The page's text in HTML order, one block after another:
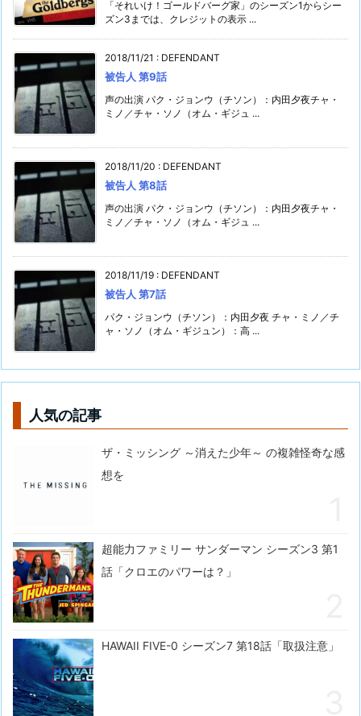
「それいけ！ゴールドバーグ家」のシーズン1からシー
ズン3までは、クレジットの表示 ...
2018/11/21 : DEFENDANT
被告人 第9話
声の出演 パク・ジョンウ（チソン）：内田夕夜チャ・
ミノ／チャ・ソノ（オム・ギジュ ...
2018/11/20 : DEFENDANT
被告人 第8話
声の出演 パク・ジョンウ（チソン）：内田夕夜チャ・
ミノ／チャ・ソノ（オム・ギジュ ...
2018/11/19 : DEFENDANT
被告人 第7話
パク・ジョンウ（チソン）：内田夕夜 チャ・ミノ／チ
ャ・ソノ（オム・ギジュン）：高 ...
人気の記事
ザ・ミッシング ～消えた少年～ の複雑怪奇な感
想を
超能力ファミリー サンダーマン シーズン3 第1
話「クロエのパワーは？」
HAWAII FIVE-0 シーズン7 第18話「取扱注意」